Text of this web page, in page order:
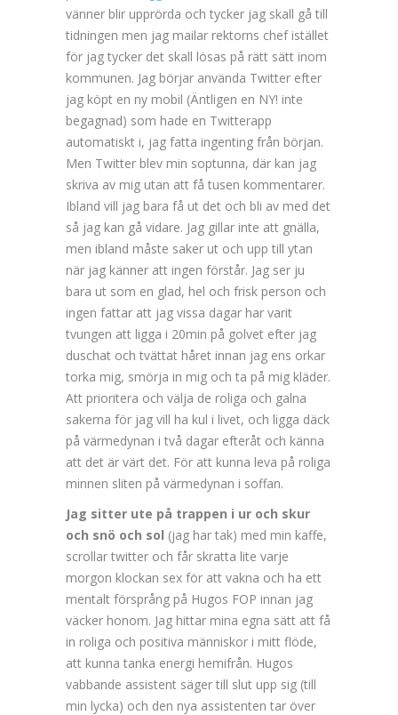
vänner blir upprörda och tycker jag skall gå till
tidningen men jag mailar rektorns chef istället
för jag tycker det skall lösas på rätt sätt inom
kommunen. Jag börjar använda Twitter efter
jag köpt en ny mobil (Äntligen en NY! inte
begagnad) som hade en Twitterapp
automatiskt i, jag fatta ingenting från början.
Men Twitter blev min soptunna, där kan jag
skriva av mig utan att få tusen kommentarer.
Ibland vill jag bara få ut det och bli av med det
så jag kan gå vidare. Jag gillar inte att gnälla,
men ibland måste saker ut och upp till ytan
när jag känner att ingen förstår. Jag ser ju
bara ut som en glad, hel och frisk person och
ingen fattar att jag vissa dagar har varit
tvungen att ligga i 20min på golvet efter jag
duschat och tvättat håret innan jag ens orkar
torka mig, smörja in mig och ta på mig kläder.
Att prioritera och välja de roliga och galna
sakerna för jag vill ha kul i livet, och ligga däck
på värmedynan i två dagar efteråt och känna
att det är värt det. För att kunna leva på roliga
minnen sliten på värmedynan i soffan.
Jag sitter ute på trappen i ur och skur
och snö och sol (jag har tak) med min kaffe,
scrollar twitter och får skratta lite varje
morgon klockan sex för att vakna och ha ett
mentalt försprång på Hugos FOP innan jag
väcker honom. Jag hittar mina egna sätt att få
in roliga och positiva människor i mitt flöde,
att kunna tanka energi hemifrån. Hugos
vabbande assistent säger till slut upp sig (till
min lycka) och den nya assistenten tar över